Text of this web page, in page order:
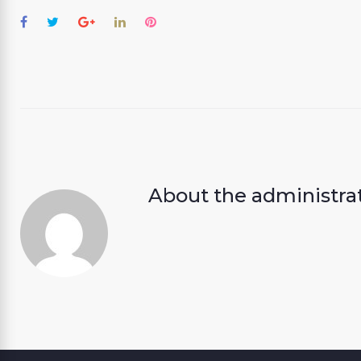
Facebook
TwitterGoogle+LinkedInPinterest
About the